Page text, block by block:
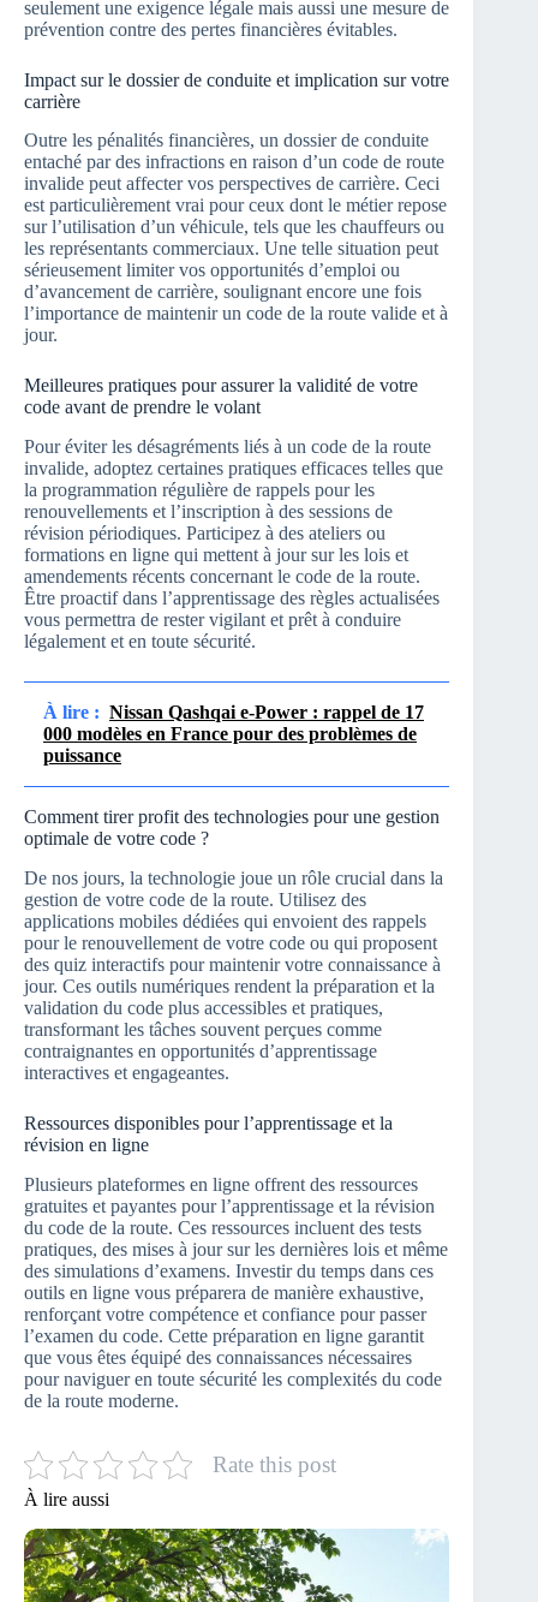
seulement une exigence légale mais aussi une mesure de
prévention contre des pertes financières évitables.
Impact sur le dossier de conduite et implication sur votre
carrière
Outre les pénalités financières, un dossier de conduite
entaché par des infractions en raison d’un code de route
invalide peut affecter vos perspectives de carrière. Ceci
est particulièrement vrai pour ceux dont le métier repose
sur l’utilisation d’un véhicule, tels que les chauffeurs ou
les représentants commerciaux. Une telle situation peut
sérieusement limiter vos opportunités d’emploi ou
d’avancement de carrière, soulignant encore une fois
l’importance de maintenir un code de la route valide et à
jour.
Meilleures pratiques pour assurer la validité de votre
code avant de prendre le volant
Pour éviter les désagréments liés à un code de la route
invalide, adoptez certaines pratiques efficaces telles que
la programmation régulière de rappels pour les
renouvellements et l’inscription à des sessions de
révision périodiques. Participez à des ateliers ou
formations en ligne qui mettent à jour sur les lois et
amendements récents concernant le code de la route.
Être proactif dans l’apprentissage des règles actualisées
vous permettra de rester vigilant et prêt à conduire
légalement et en toute sécurité.
À lire : Nissan Qashqai e-Power : rappel de 17
000 modèles en France pour des problèmes de
puissance
Comment tirer profit des technologies pour une gestion
optimale de votre code ?
De nos jours, la technologie joue un rôle crucial dans la
gestion de votre code de la route. Utilisez des
applications mobiles dédiées qui envoient des rappels
pour le renouvellement de votre code ou qui proposent
des quiz interactifs pour maintenir votre connaissance à
jour. Ces outils numériques rendent la préparation et la
validation du code plus accessibles et pratiques,
transformant les tâches souvent perçues comme
contraignantes en opportunités d’apprentissage
interactives et engageantes.
Ressources disponibles pour l’apprentissage et la
révision en ligne
Plusieurs plateformes en ligne offrent des ressources
gratuites et payantes pour l’apprentissage et la révision
du code de la route. Ces ressources incluent des tests
pratiques, des mises à jour sur les dernières lois et même
des simulations d’examens. Investir du temps dans ces
outils en ligne vous préparera de manière exhaustive,
renforçant votre compétence et confiance pour passer
l’examen du code. Cette préparation en ligne garantit
que vous êtes équipé des connaissances nécessaires
pour naviguer en toute sécurité les complexités du code
de la route moderne.
Rate this post
À lire aussi